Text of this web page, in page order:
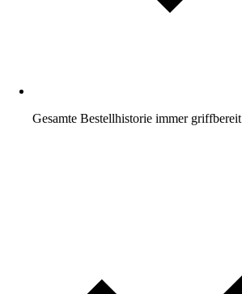
Gesamte Bestellhistorie immer griffbereit